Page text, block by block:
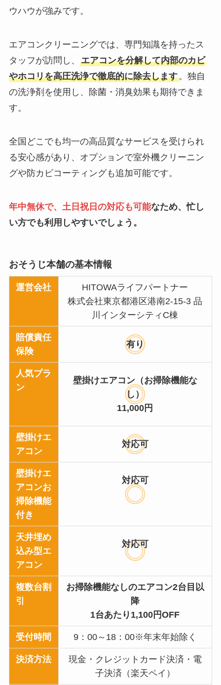
ウハウが強みです。
エアコンクリーニングでは、専門知識を持ったス
タッフが訪問し、 エアコンを分解して内部のカビ
やホコリを高圧洗浄で徹底的に除去します。独自
の洗浄剤を使用し、除菌・消臭効果も期待できま
す。
全国どこでも均一の高品質なサービスを受けられ
る安心感があり、オプションで室外機クリーニン
グや防カビコーティングも追加可能です。
年中無休で、土日祝日の対応も可能なため、忙し
い方でも利用しやすいでしょう。
おそうじ本舗の基本情報
運営会社
HITOWAライフパートナー
株式会社東京都港区港南2-15-3 品
川インターシティC棟
賠償責任
保険
有り
人気プラ
ン
壁掛けエアコン（お掃除機能な
し）
11,000円
壁掛けエ
アコン
対応可
壁掛けエ
アコンお
掃除機能
付き
対応可
天井埋め
込み型エ
アコン
対応可
複数台割
引
お掃除機能なしのエアコン2台目以
降
1台あたり1,100円OFF
受付時間 9：00～18：00※年末年始除く
決済方法
現金・クレジットカード決済・電
子決済（楽天ペイ）